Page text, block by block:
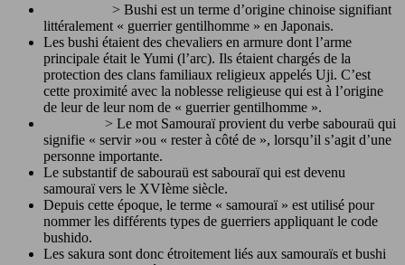
> Bushi est un terme d’origine chinoise signifiant
littéralement « guerrier gentilhomme » en Japonais.
Les bushi étaient des chevaliers en armure dont l’arme
principale était le Yumi (l’arc). Ils étaient chargés de la
protection des clans familiaux religieux appelés Uji. C’est
cette proximité avec la noblesse religieuse qui est à l’origine
de leur de leur nom de « guerrier gentilhomme ».
> Le mot Samouraï provient du verbe sabouraü qui
signifie « servir »ou « rester à côté de », lorsqu’il s’agit d’une
personne importante.
Le substantif de sabouraü est sabouraï qui est devenu
samouraï vers le XVIème siècle.
Depuis cette époque, le terme « samouraï » est utilisé pour
nommer les différents types de guerriers appliquant le code
bushido.
Les sakura sont donc étroitement liés aux samouraïs et bushi